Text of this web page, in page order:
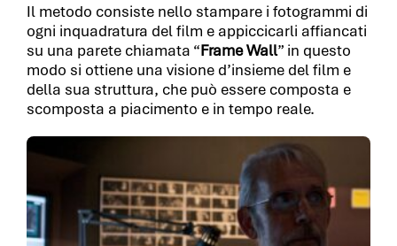
Il metodo consiste nello stampare i fotogrammi di
ogni inquadratura del film e appiccicarli affiancati
su una parete chiamata “Frame Wall” in questo
modo si ottiene una visione d’insieme del film e
della sua struttura, che può essere composta e
scomposta a piacimento e in tempo reale.